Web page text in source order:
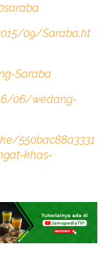
09/Saraba.ht
Saraba
06/wedang-
550bac88a3331
khas-